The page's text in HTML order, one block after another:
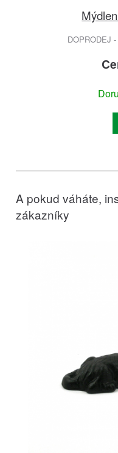
DOPRODEJ
A pokud váháte,
zákazníky